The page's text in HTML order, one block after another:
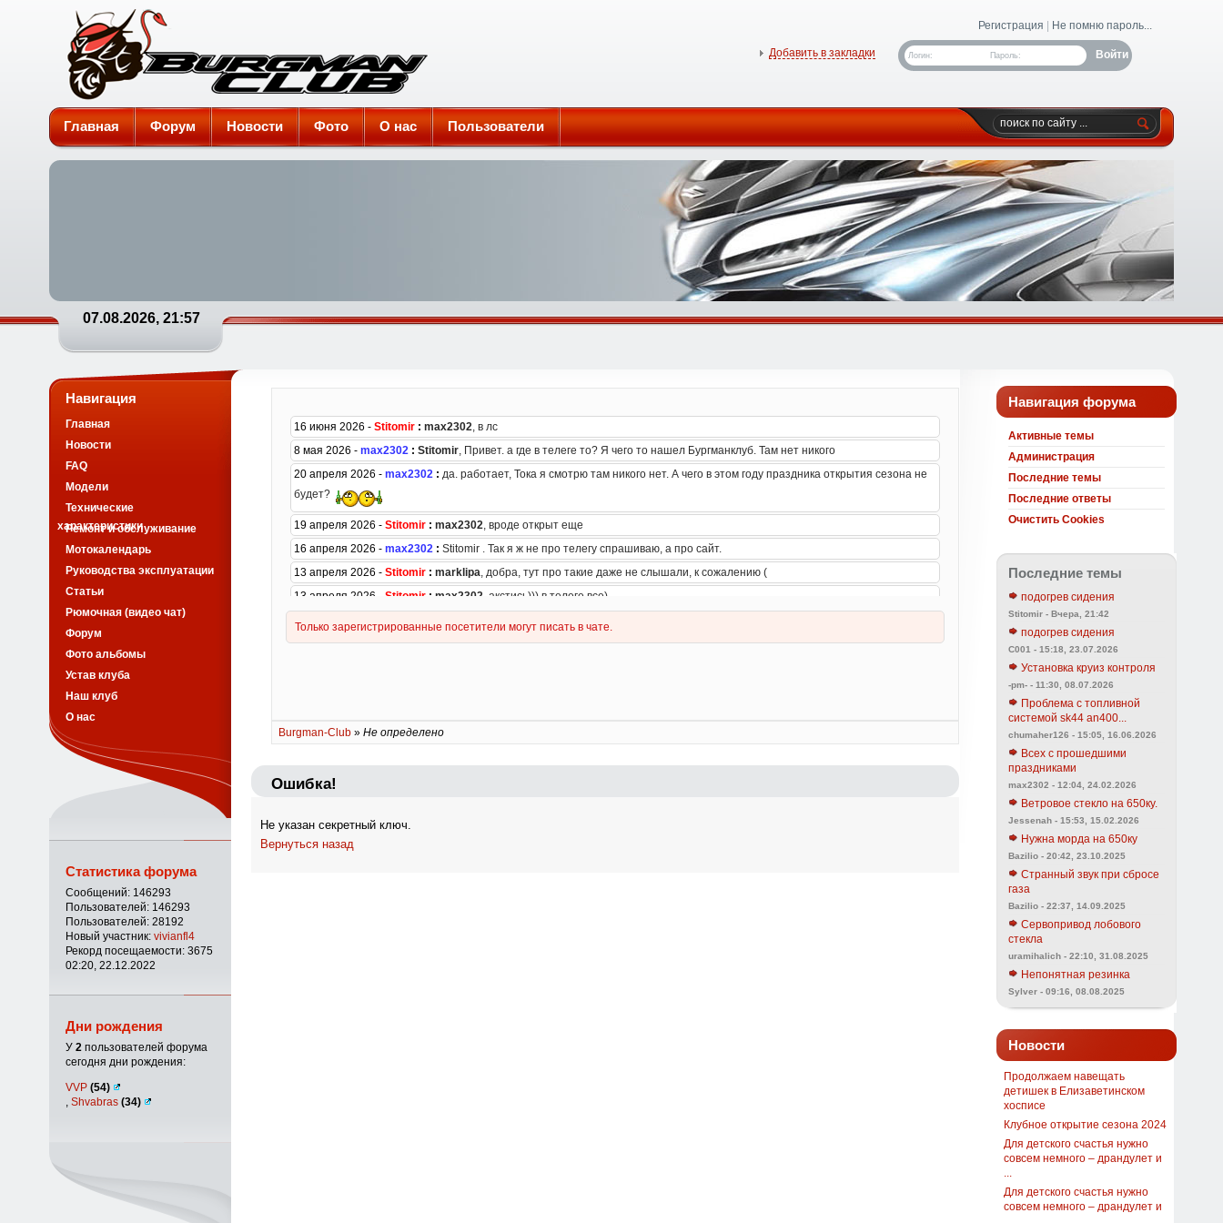
Burgman-Club
Регистрация Не помню пароль...
Логин: Пароль:
Добавить в закладки
Главная Форум Новости Фото О нас Пользователи
07.08.2026, 21:57
Burgman-Club» Не определено
Ошибка!
Не указан секретный ключ.
Вернуться назад
Навигация форума
Активные темы
Администрация
Последние темы
Последние ответы
Очистить Cookies
Последние темы
подогрев сидения
Stitomir - Вчера, 21:42
подогрев сидения
C001 - 15:18, 23.07.2026
Установка круиз контроля
-pm- - 11:30, 08.07.2026
Проблема с топливной
системой sk44 an400...
chumaher126 - 15:05, 16.06.2026
Всех с прошедшими
праздниками
max2302 - 12:04, 24.02.2026
Ветровое стекло на 650ку.
Jessenah - 15:53, 15.02.2026
Нужна морда на 650ку
Bazilio - 20:42, 23.10.2025
Странный звук при сбросе
газа
Bazilio - 22:37, 14.09.2025
Сервопривод лобового
стекла
uramihalich - 22:10, 31.08.2025
Непонятная резинка
Sylver - 09:16, 08.08.2025
Новости
Продолжаем навещать
детишек в Елизаветинском
хосписе
Клубное открытие сезона 2024
Для детского счастья нужно
совсем немного – драндулет и
Для детского счастья нужно
совсем немного – драндулет и
Навигация
Главная
Новости
FAQ
Модели
Технические
характеристики
Ремонт и обслуживание
Мотокалендарь
Руководства эксплуатации
Статьи
Рюмочная (видео чат)
Форум
Фото альбомы
Устав клуба
Наш клуб
О нас
Статистика форума
Сообщений: 146293
Пользователей: 146293
Пользователей: 28192
Новый участник: vivianfl4
Рекорд посещаемости: 3675
02:20, 22.12.2022
Дни рождения
У 2пользователей форума
сегодня дни рождения:
VVP (54)
Shvabras (34)